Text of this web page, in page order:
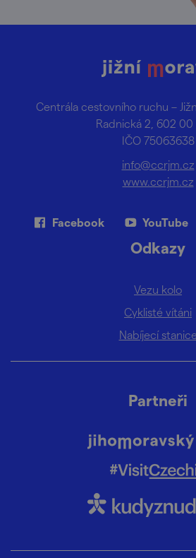
Centrála cestovního ruchu –
Radnická 2, 602 00
IČO 75063638
info@ccrjm.cz
www.ccrjm.cz
Facebook YouTube
Odkazy
Vezu kolo
Cyklisté vítáni
Nabíjecí
Partneři